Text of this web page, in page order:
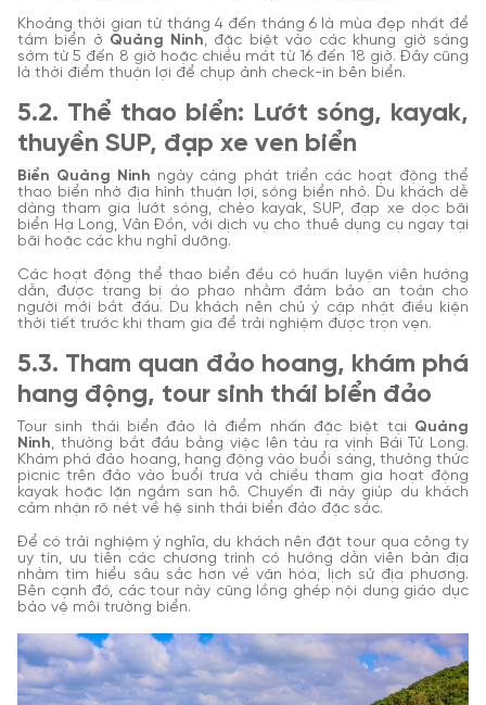
Khoảng thời gian từ tháng 4 đến tháng 6 là mùa đẹp nhất để
tắm biển ở Quảng Ninh, đặc biệt vào các khung giờ sáng
sớm từ 5 đến 8 giờ hoặc chiều mát từ 16 đến 18 giờ. Đây cũng
là thời điểm thuận lợi để chụp ảnh check-in bên biển.
5.2. Thể thao biển: Lướt sóng, kayak,
thuyền SUP, đạp xe ven biển
Biển Quảng Ninh ngày càng phát triển các hoạt động thể
thao biển nhờ địa hình thuận lợi, sóng biển nhỏ. Du khách dễ
dàng tham gia lướt sóng, chèo kayak, SUP, đạp xe dọc bãi
biển Hạ Long, Vân Đồn, với dịch vụ cho thuê dụng cụ ngay tại
bãi hoặc các khu nghỉ dưỡng.
Các hoạt động thể thao biển đều có huấn luyện viên hướng
dẫn, được trang bị áo phao nhằm đảm bảo an toàn cho
người mới bắt đầu. Du khách nên chú ý cập nhật điều kiện
thời tiết trước khi tham gia để trải nghiệm được trọn vẹn.
5.3. Tham quan đảo hoang, khám phá
hang động, tour sinh thái biển đảo
Tour sinh thái biển đảo là điểm nhấn đặc biệt tại Quảng
Ninh, thường bắt đầu bằng việc lên tàu ra vịnh Bái Tử Long.
Khám phá đảo hoang, hang động vào buổi sáng, thưởng thức
picnic trên đảo vào buổi trưa và chiều tham gia hoạt động
kayak hoặc lặn ngắm san hô. Chuyến đi này giúp du khách
cảm nhận rõ nét về hệ sinh thái biển đảo đặc sắc.
Để có trải nghiệm ý nghĩa, du khách nên đặt tour qua công ty
uy tín, ưu tiên các chương trình có hướng dẫn viên bản địa
nhằm tìm hiểu sâu sắc hơn về văn hóa, lịch sử địa phương.
Bên cạnh đó, các tour này cũng lồng ghép nội dung giáo dục
bảo vệ môi trường biển.